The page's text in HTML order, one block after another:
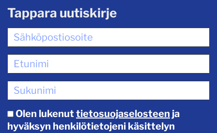
Tappara uutiskirje
Olen lukenut tietosuojaselosteen ja
hyväksyn henkilötietojeni käsittelyn